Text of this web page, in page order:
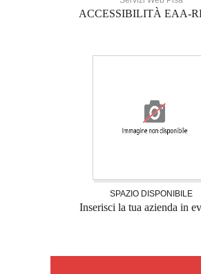
ACCESSIBILITÀ EAA-
SPAZIO DISPONIBILE
Inserisci la tua azienda in